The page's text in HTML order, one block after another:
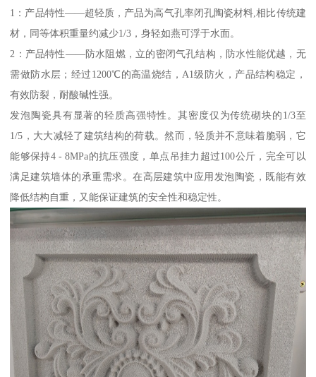
1：产品特性——超轻质，产品为高气孔率闭孔陶瓷材料,相比传统建
材，同等体积重量约减少1/3，身轻如燕可浮于水面。
2：产品特性——防水阻燃，立的密闭气孔结构，防水性能优越，无
需做防水层；经过1200℃的高温烧结，A1级防火，产品结构稳定，
有效防裂，耐酸碱性强。
发泡陶瓷具有显著的轻质高强特性。其密度仅为传统砌块的1/3至
1/5，大大减轻了建筑结构的荷载。然而，轻质并不意味着脆弱，它
能够保持4 - 8MPa的抗压强度，单点吊挂力超过100公斤，完全可以
满足建筑墙体的承重需求。在高层建筑中应用发泡陶瓷，既能有效
降低结构自重，又能保证建筑的安全性和稳定性。